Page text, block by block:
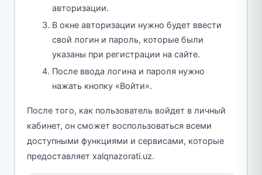
авторизации.
В окне авторизации нужно будет ввести
свой логин и пароль, которые были
указаны при регистрации на сайте.
После ввода логина и пароля нужно
нажать кнопку «Войти».
После того, как пользователь войдет в личный
кабинет, он сможет воспользоваться всеми
доступными функциями и сервисами, которые
предоставляет xalqnazorati.uz.